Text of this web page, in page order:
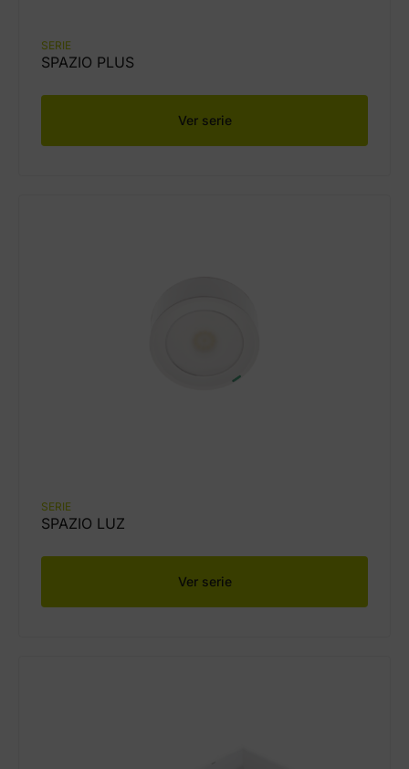
SERIE
SPAZIO PLUS
Ver serie
SERIE
SPAZIO LUZ
Ver serie